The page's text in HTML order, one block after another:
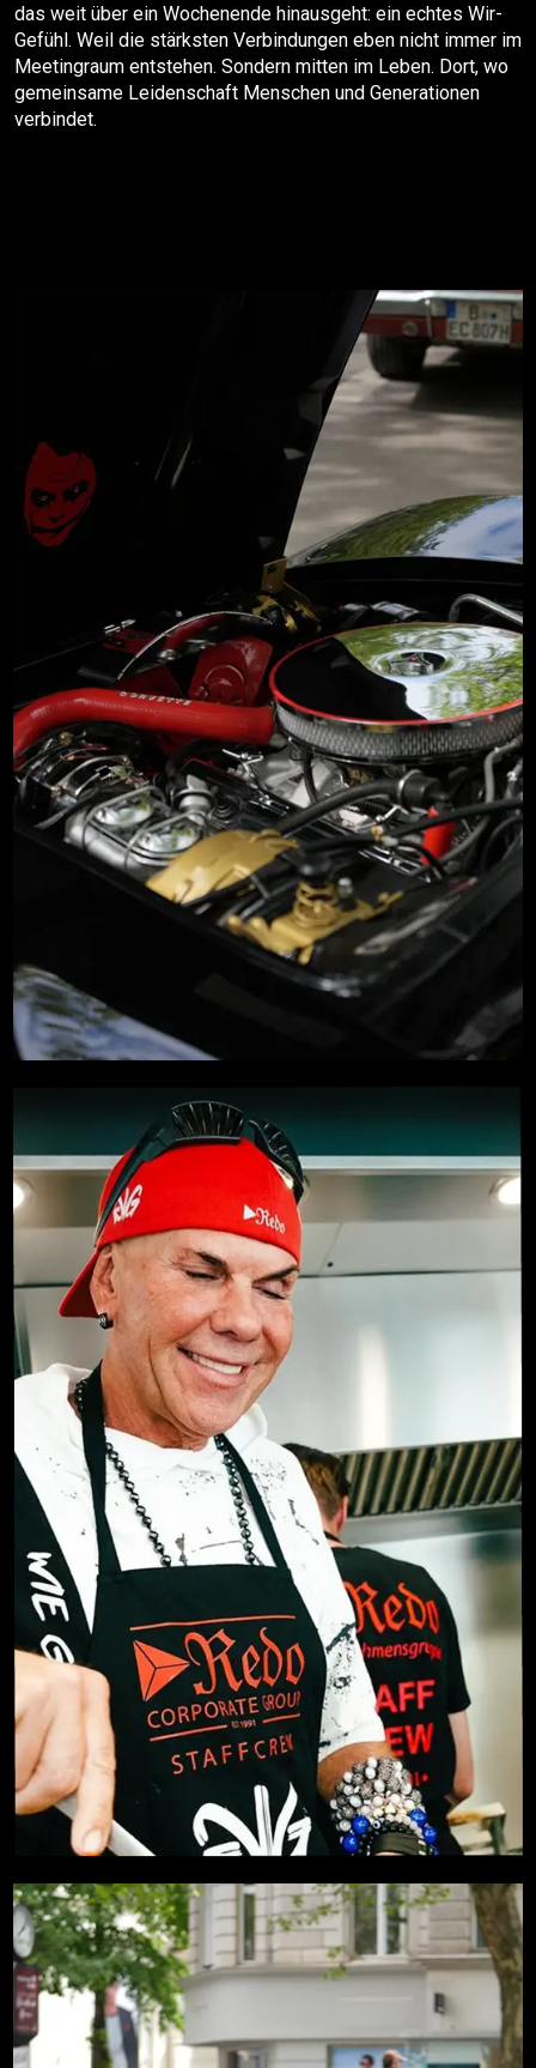
das weit über ein Wochenende hinausgeht: ein echtes Wir-
Gefühl. Weil die stärksten Verbindungen eben nicht immer im
Meetingraum entstehen. Sondern mitten im Leben. Dort, wo
gemeinsame Leidenschaft Menschen und Generationen
verbindet.